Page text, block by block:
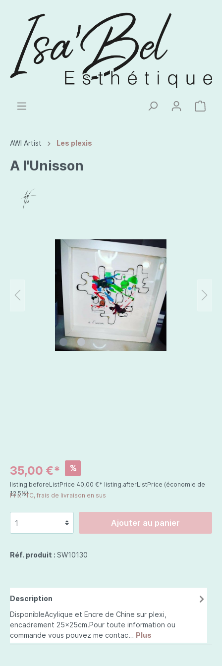
AWI Artist Les plexis
A l'Unisson
35,00 €* %
listing.beforeListPrice 40,00 €* listing.afterListPrice (économie de
12.5%)
Prix TTC, frais de livraison en sus
Ajouter au panier
Réf. produit : SW10130
Description
DisponibleAcylique et Encre de Chine sur plexi,
encadrement 25x25cm.Pour toute information ou
commande vous pouvez me contac… Plus